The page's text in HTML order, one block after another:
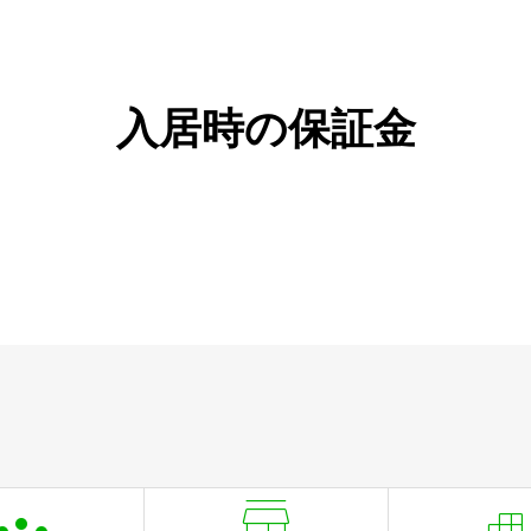
入居時の保証金